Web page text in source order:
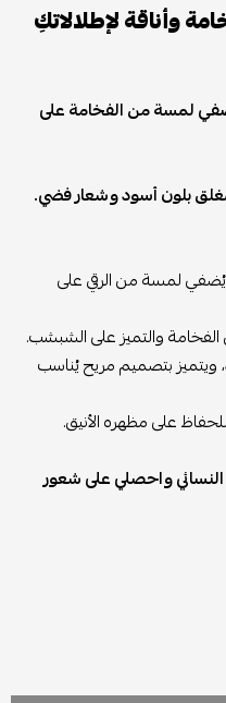
لإطلالاتكِ
لمسة من الفخامة على
بلون أسود وشعار فضي.
لمسة من الرقي على
والتميز على الشبشب.
بتصميم مريح يُناسب
على مظهره الأنيق.
واحصلي على شعور